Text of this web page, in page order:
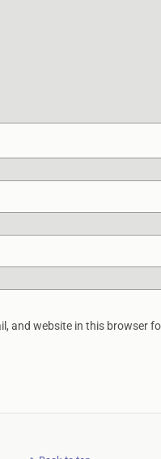
and website in this browser